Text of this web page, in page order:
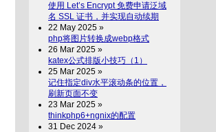
使用 Let’s Encrypt 免费申请泛域
名 SSL 证书，并实现自动续期
22 May 2025 »
php将图片转换成webp格式
26 Mar 2025 »
katex公式排版小技巧（1）
25 Mar 2025 »
记住指定div水平滚动条的位置，
刷新页面不变
23 Mar 2025 »
thinkphp6+ngnix的配置
31 Dec 2024 »